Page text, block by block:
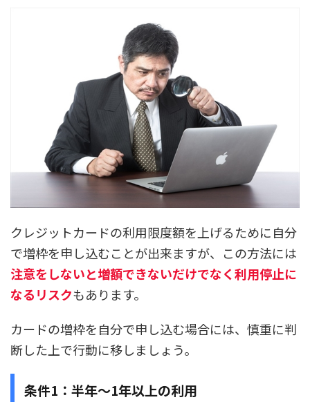
クレジットカードの利用限度額を上げるために自分
で増枠を申し込むことが出来ますが、この方法には
注意をしないと増額できないだけでなく利用停止に
なるリスクもあります。
カードの増枠を自分で申し込む場合には、慎重に判
断した上で行動に移しましょう。
条件1：半年～1年以上の利用